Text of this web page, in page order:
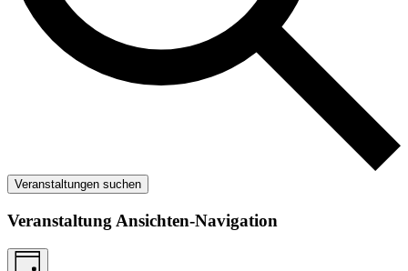
Veranstaltungen suchen
Veranstaltung Ansichten-Navigation